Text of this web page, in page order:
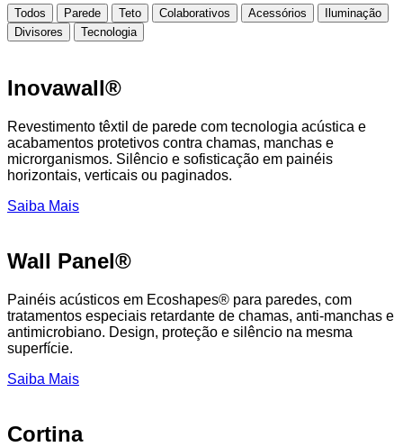
Todos Parede Teto Colaborativos Acessórios
Iluminação
Divisores
Tecnologia
Inovawall®
Revestimento têxtil de parede com tecnologia acústica e
acabamentos protetivos contra chamas, manchas e
microrganismos. Silêncio e sofisticação em painéis
horizontais, verticais ou paginados.
Saiba Mais
Wall Panel®
Painéis acústicos em Ecoshapes® para paredes, com
tratamentos especiais retardante de chamas, anti-manchas e
antimicrobiano. Design, proteção e silêncio na mesma
superfície.
Saiba Mais
Cortina